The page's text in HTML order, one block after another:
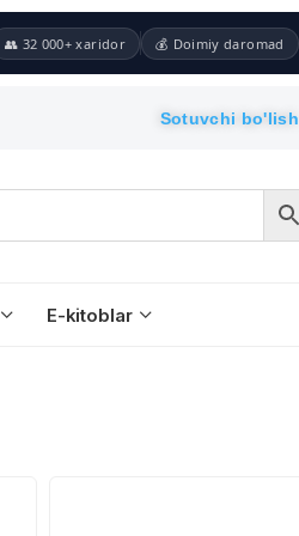
👥 32 000+ xaridor 💰 Doimiy daromad
Sotuvchi bo'lish
E-kitoblar